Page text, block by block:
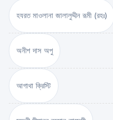
হযরত মাওলানা জালালুদ্দীন রূমী (রহঃ)
অনীশ দাস অপু
আগাথা ক্রিস্টি